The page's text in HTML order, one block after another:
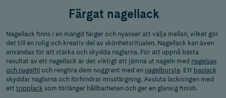
Färgat nagellack
Nagellack finns i en mängd färger och nyanser att välja mellan, vilket gör
det till en rolig och kreativ del av skönhetsritualen. Nagellack kan även
användas för att stärka och skydda naglarna. För att uppnå bästa
resultat av ett nagellack är det viktigt att jämna ut nageln med nagelsax
och nagelfil och rengöra dem noggrant med en nagelborste. Ett baslack
skyddar naglarna och förhindrar missfärgning. Avsluta lackningen med
ett topplack som förlänger hållbarheten och ger en glansig finish.